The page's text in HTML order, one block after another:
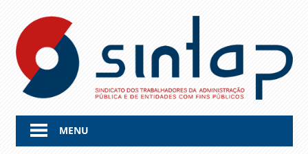
content
MENU